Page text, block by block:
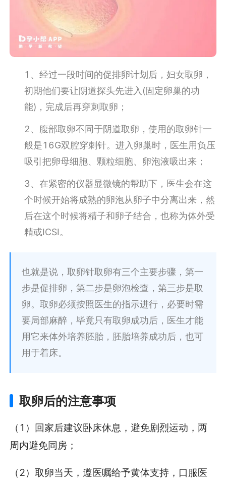
1、经过一段时间的促排卵计划后，妇女取卵，
初期他们要让阴道探头先进入(固定卵巢的功
能)，完成后再穿刺取卵；
2、腹部取卵不同于阴道取卵，使用的取卵针一
般是16G双腔穿刺针。进入卵巢时，医生用负压
吸引把卵母细胞、颗粒细胞、卵泡液吸出来；
3、在紧密的仪器显微镜的帮助下，医生会在这
个时候开始将成熟的卵泡从卵子中分离出来，然
后在这个时候将精子和卵子结合，也称为体外受
精或ICSI。
也就是说，取卵针取卵有三个主要步骤，第一
步是促排卵，第二步是卵泡检查，第三步是取
卵。取卵必须按照医生的指示进行，必要时需
要局部麻醉，毕竟只有取卵成功后，医生才能
用它来体外培养胚胎，胚胎培养成功后，也可
用于着床。
取卵后的注意事项
（1）回家后建议卧床休息，避免剧烈运动，两
周内避免同房；
（2）取卵当天，遵医嘱给予黄体支持，口服医